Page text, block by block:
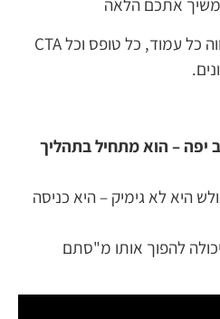
אתכם הלאה
זו החשיבה השיווקית שמלווה כל עמוד, כל טופס וכל CTA
יפה – הוא מתחיל בתהליך
היא לא גימיק – היא כניסה
להפוך אותו מ"סתם